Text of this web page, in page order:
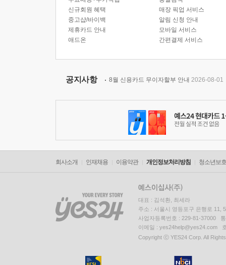
신규회원 혜택
중고샵/바이백
제휴카드 안내
애드온
매장 픽업 서비스
알림 신청 안내
모바일 서비스
간편결제 서비스
공지사항 8월 신용카드 무이자할부 안내 2026-08-01
회사소개 인재채용 이용약관 개인정보처리방침 청소년보
대표 : 김석환, 최세라
주소 : 서울시 영등포구 은행로 11,
사업자등록번호 : 229-81-37000
이메일 : yes24help@yes24.com
Copyright ⓒ YES24 Corp. All